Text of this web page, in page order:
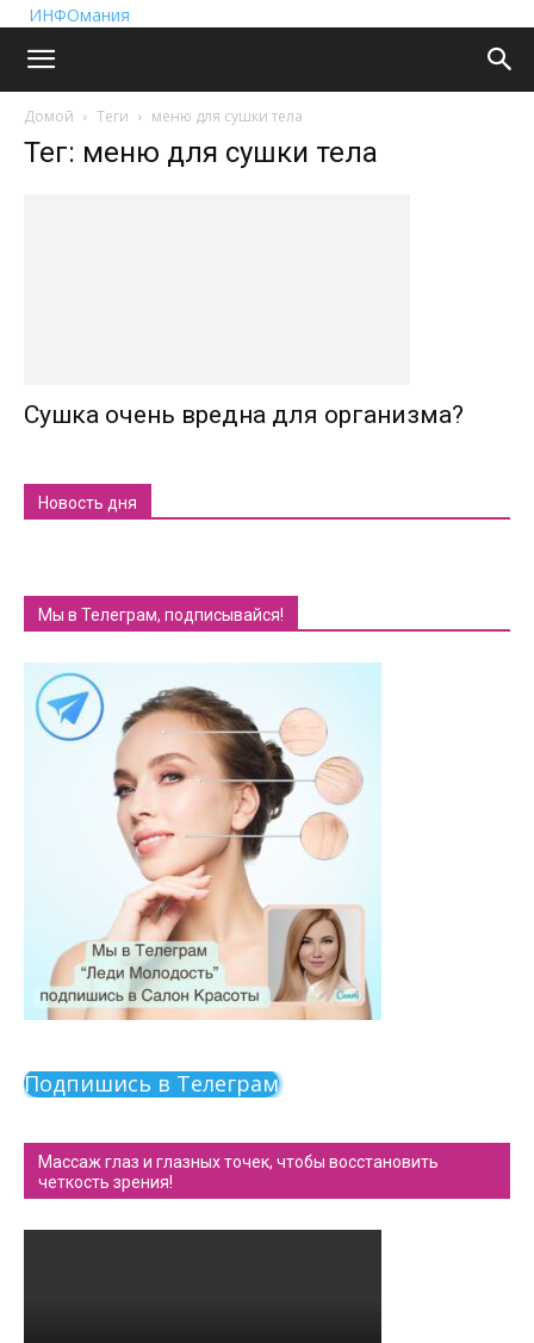
ИНФОмания
Домой Теги меню для сушки тела
Тег: меню для сушки тела
Сушка очень вредна для организма?
Новость дня
Мы в Телеграм, подписывайся!
Подпишись в Телеграм
Массаж глаз и глазных точек, чтобы восстановить
четкость зрения!